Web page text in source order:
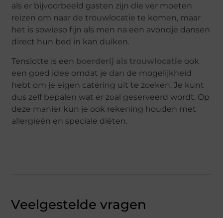
als er bijvoorbeeld gasten zijn die ver moeten
reizen om naar de trouwlocatie te komen, maar
het is sowieso fijn als men na een avondje dansen
direct hun bed in kan duiken.
Tenslotte is een boerderij als trouwlocatie ook
een goed idee omdat je dan de mogelijkheid
hebt om je eigen catering uit te zoeken. Je kunt
dus zelf bepalen wat er zoal geserveerd wordt. Op
deze manier kun je ook rekening houden met
allergieën en speciale diëten.
Veelgestelde vragen